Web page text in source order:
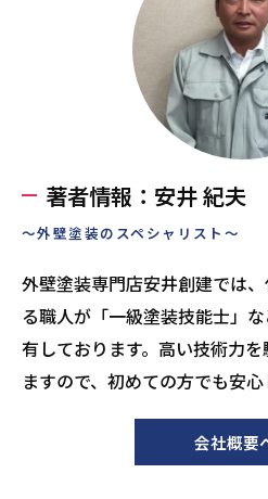
著者情報：安井 紀夫
～外壁塗装のスペシャリスト～
外壁塗装専門店安井創建では
る職人が「一級塗装技能士」
有しております。高い技術力
ますので、初めての方でも安心
会社概要